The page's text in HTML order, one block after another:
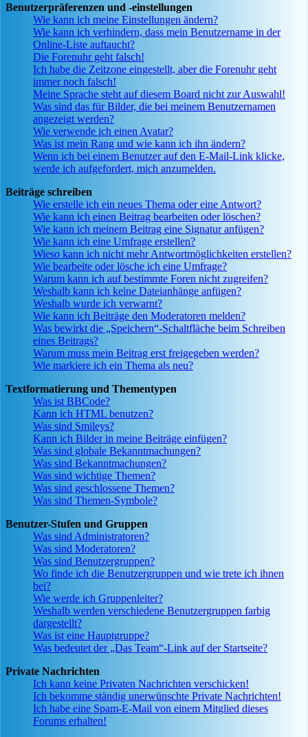
Benutzerpräferenzen und -einstellungen
Wie kann ich meine Einstellungen ändern?
Wie kann ich verhindern, dass mein Benutzername in der
Online-Liste auftaucht?
Die Forenuhr geht falsch!
Ich habe die Zeitzone eingestellt, aber die Forenuhr geht
immer noch falsch!
Meine Sprache steht auf diesem Board nicht zur Auswahl!
Was sind das für Bilder, die bei meinem Benutzernamen
angezeigt werden?
Wie verwende ich einen Avatar?
Was ist mein Rang und wie kann ich ihn ändern?
Wenn ich bei einem Benutzer auf den E-Mail-Link klicke,
werde ich aufgefordert, mich anzumelden.
Beiträge schreiben
Wie erstelle ich ein neues Thema oder eine Antwort?
Wie kann ich einen Beitrag bearbeiten oder löschen?
Wie kann ich meinem Beitrag eine Signatur anfügen?
Wie kann ich eine Umfrage erstellen?
Wieso kann ich nicht mehr Antwortmöglichkeiten erstellen?
Wie bearbeite oder lösche ich eine Umfrage?
Warum kann ich auf bestimmte Foren nicht zugreifen?
Weshalb kann ich keine Dateianhänge anfügen?
Weshalb wurde ich verwarnt?
Wie kann ich Beiträge den Moderatoren melden?
Was bewirkt die „Speichern“-Schaltfläche beim Schreiben
eines Beitrags?
Warum muss mein Beitrag erst freigegeben werden?
Wie markiere ich ein Thema als neu?
Textformatierung und Thementypen
Was ist BBCode?
Kann ich HTML benutzen?
Was sind Smileys?
Kann ich Bilder in meine Beiträge einfügen?
Was sind globale Bekanntmachungen?
Was sind Bekanntmachungen?
Was sind wichtige Themen?
Was sind geschlossene Themen?
Was sind Themen-Symbole?
Benutzer-Stufen und Gruppen
Was sind Administratoren?
Was sind Moderatoren?
Was sind Benutzergruppen?
Wo finde ich die Benutzergruppen und wie trete ich ihnen
bei?
Wie werde ich Gruppenleiter?
Weshalb werden verschiedene Benutzergruppen farbig
dargestellt?
Was ist eine Hauptgruppe?
Was bedeutet der „Das Team“-Link auf der Startseite?
Private Nachrichten
Ich kann keine Privaten Nachrichten verschicken!
Ich bekomme ständig unerwünschte Private Nachrichten!
Ich habe eine Spam-E-Mail von einem Mitglied dieses
Forums erhalten!